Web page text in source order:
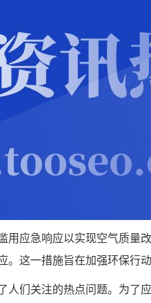
用应急响应以实现空气质量
这一措施旨在加强环保行
人们关注的热点问题。为了